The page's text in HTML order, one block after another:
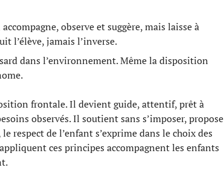
observe et suggère, mais laisse à
l’élève, jamais l’inverse.
dans l’environnement. Même la disposition
frontale. Il devient guide, attentif, prêt à
observés. Il soutient sans s’imposer, propose
respect de l’enfant s’exprime dans le choix des
ces principes accompagnent les enfants